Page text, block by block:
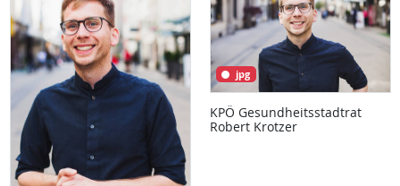
jpg
KPÖ Gesundheitsstadtrat
Robert Krotzer